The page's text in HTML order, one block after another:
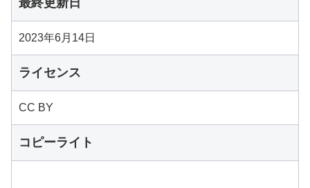
最終更新日
2023年6月14日
ライセンス
CC BY
コピーライト